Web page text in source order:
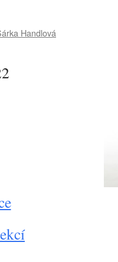
Handlová